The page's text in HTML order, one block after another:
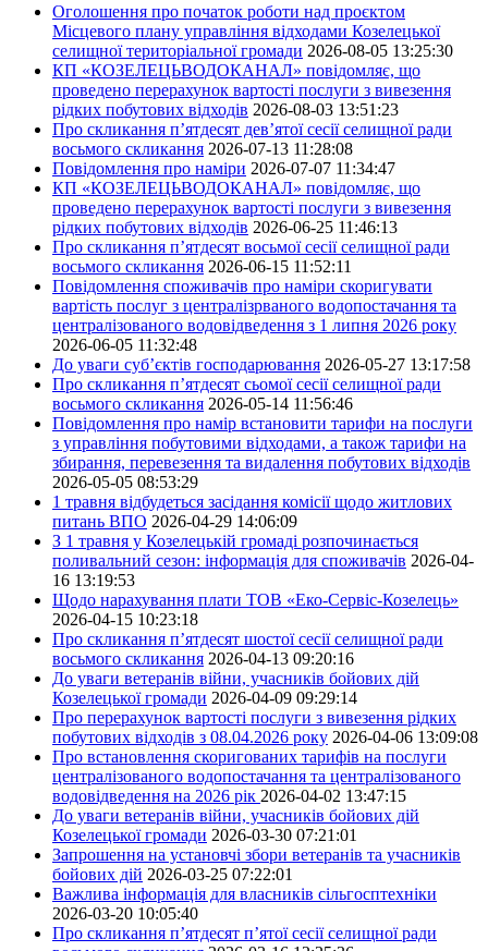
Оголошення про початок роботи над проєктом
Місцевого плану управління відходами Козелецької
селищної територіальної громади 2026-08-05 13:25:30
КП «КОЗЕЛЕЦЬВОДОКАНАЛ» повідомляє, що
проведено перерахунок вартості послуги з вивезення
рідких побутових відходів 2026-08-03 13:51:23
Про скликання п’ятдесят дев’ятої сесії селищної ради
восьмого скликання 2026-07-13 11:28:08
Повідомлення про наміри 2026-07-07 11:34:47
КП «КОЗЕЛЕЦЬВОДОКАНАЛ» повідомляє, що
проведено перерахунок вартості послуги з вивезення
рідких побутових відходів 2026-06-25 11:46:13
Про скликання п’ятдесят восьмої сесії селищної ради
восьмого скликання 2026-06-15 11:52:11
Повідомлення споживачів про наміри скоригувати
вартість послуг з централізрваного водопостачання та
централізованого водовідведення з 1 липня 2026 року
2026-06-05 11:32:48
До уваги суб’єктів господарювання 2026-05-27 13:17:58
Про скликання п’ятдесят сьомої сесії селищної ради
восьмого скликання 2026-05-14 11:56:46
Повідомлення про намір встановити тарифи на послуги
з управління побутовими відходами, а також тарифи на
збирання, перевезення та видалення побутових відходів
2026-05-05 08:53:29
1 травня відбудеться засідання комісії щодо житлових
питань ВПО 2026-04-29 14:06:09
З 1 травня у Козелецькій громаді розпочинається
поливальний сезон: інформація для споживачів 2026-04-
16 13:19:53
Щодо нарахування плати ТОВ «Еко-Сервіс-Козелець»
2026-04-15 10:23:18
Про скликання п’ятдесят шостої сесії селищної ради
восьмого скликання 2026-04-13 09:20:16
До уваги ветеранів війни, учасників бойових дій
Козелецької громади 2026-04-09 09:29:14
Про перерахунок вартості послуги з вивезення рідких
побутових відходів з 08.04.2026 року 2026-04-06 13:09:08
Про встановлення скоригованих тарифів на послуги
централізованого водопостачання та централізованого
водовідведення на 2026 рік 2026-04-02 13:47:15
До уваги ветеранів війни, учасників бойових дій
Козелецької громади 2026-03-30 07:21:01
Запрошення на установчі збори ветеранів та учасників
бойових дій 2026-03-25 07:22:01
Важлива інформація для власників сільгосптехніки
2026-03-20 10:05:40
Про скликання п’ятдесят п’ятої сесії селищної ради